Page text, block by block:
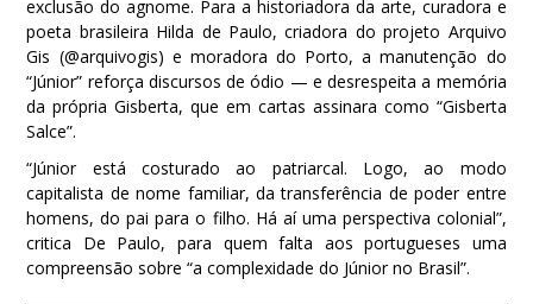
exclusão do agnome. Para a historiadora da arte, curadora e
poeta brasileira Hilda de Paulo, criadora do projeto Arquivo
Gis (@arquivogis) e moradora do Porto, a manutenção do
“Júnior” reforça discursos de ódio — e desrespeita a memória
da própria Gisberta, que em cartas assinara como “Gisberta
Salce”.
“Júnior está costurado ao patriarcal. Logo, ao modo
capitalista de nome familiar, da transferência de poder entre
homens, do pai para o filho. Há aí uma perspectiva colonial”,
critica De Paulo, para quem falta aos portugueses uma
compreensão sobre “a complexidade do Júnior no Brasil”.